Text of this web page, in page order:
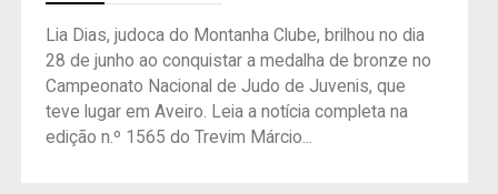
Lia Dias, judoca do Montanha Clube, brilhou no dia
28 de junho ao conquistar a medalha de bronze no
Campeonato Nacional de Judo de Juvenis, que
teve lugar em Aveiro. Leia a notícia completa na
edição n.º 1565 do Trevim Márcio...